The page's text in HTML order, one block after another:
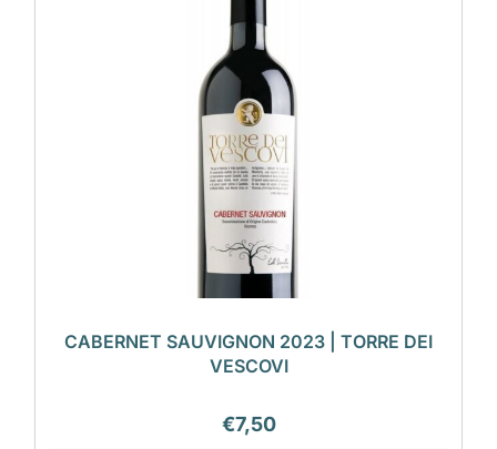
CABERNET SAUVIGNON 2023 | TORRE DEI
VESCOVI
€7,50